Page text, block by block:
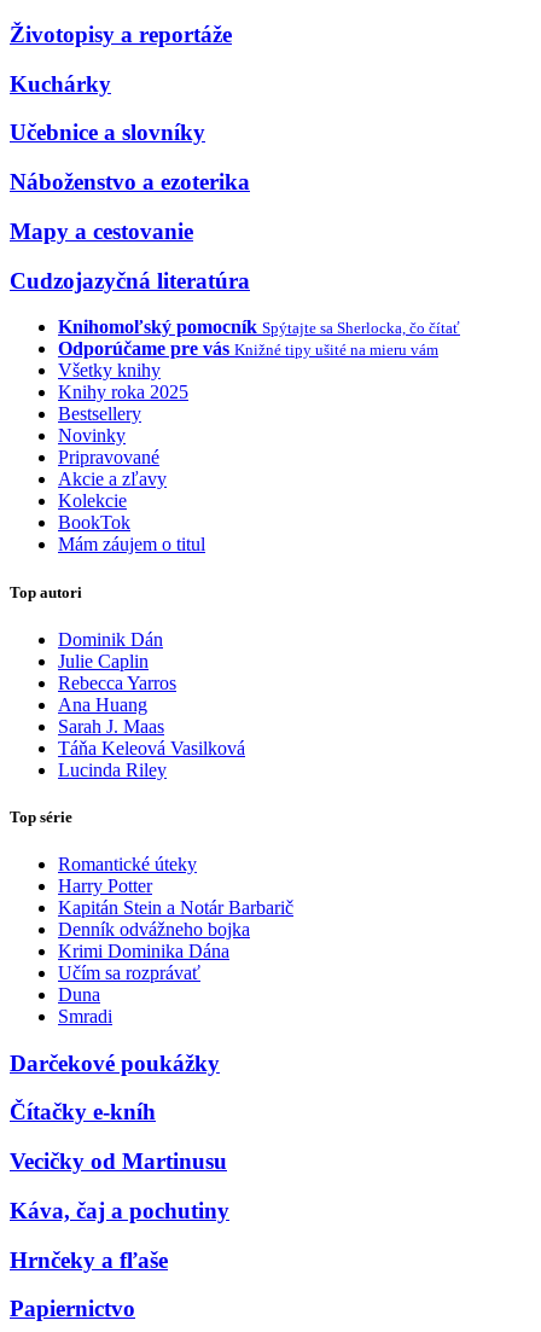
Životopisy a reportáže
Kuchárky
Učebnice a slovníky
Náboženstvo a ezoterika
Mapy a cestovanie
Cudzojazyčná literatúra
Knihomoľský pomocník Spýtajte sa Sherlocka, čo čítať
Odporúčame pre vás Knižné tipy ušité na mieru vám
Všetky knihy
Knihy roka 2025
Bestsellery
Novinky
Pripravované
Akcie a zľavy
Kolekcie
BookTok
Mám záujem o titul
Top autori
Dominik Dán
Julie Caplin
Rebecca Yarros
Ana Huang
Sarah J. Maas
Táňa Keleová Vasilková
Lucinda Riley
Top série
Romantické úteky
Harry Potter
Kapitán Stein a Notár Barbarič
Denník odvážneho bojka
Krimi Dominika Dána
Učím sa rozprávať
Duna
Smradi
Darčekové poukážky
Čítačky e-kníh
Vecičky od Martinusu
Káva, čaj a pochutiny
Hrnčeky a fľaše
Papiernictvo